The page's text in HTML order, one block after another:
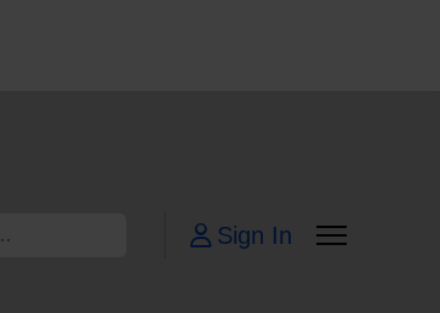
Sign In